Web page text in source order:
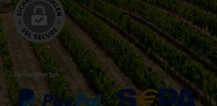
Zahlungsarten